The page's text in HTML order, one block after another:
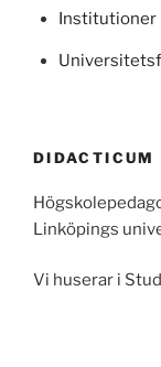
Institutioner
DIDACTICUM
Linköpings
Vi huserar i